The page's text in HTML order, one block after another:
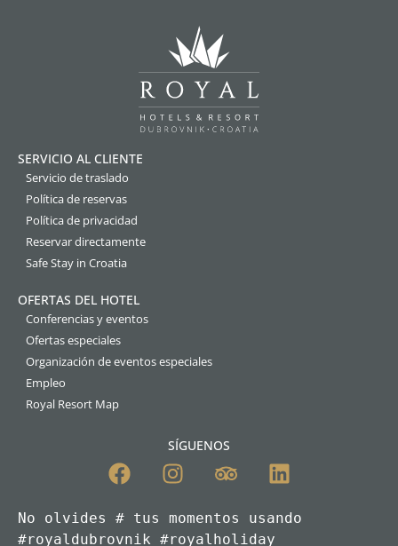
SERVICIO AL CLIENTE
Servicio de traslado
Política de reservas
Política de privacidad
Reservar directamente
Safe Stay in Croatia
OFERTAS DEL HOTEL
Conferencias y eventos
Ofertas especiales
Organización de eventos especiales
Empleo
Royal Resort Map
SÍGUENOS
No olvides # tus momentos usando
#royaldubrovnik #royalholiday